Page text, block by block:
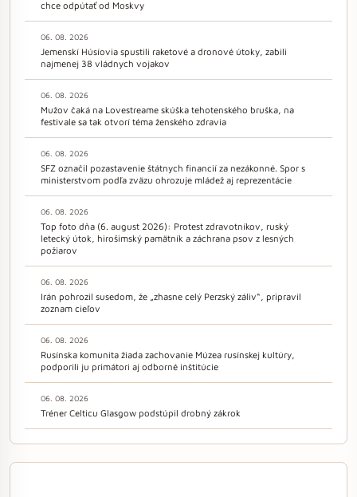
chce odpútať od Moskvy
06. 08. 2026
Jemenskí Húsíovia spustili raketové a dronové útoky, zabili
najmenej 38 vládnych vojakov
06. 08. 2026
Mužov čaká na Lovestreame skúška tehotenského bruška, na
festivale sa tak otvorí téma ženského zdravia
06. 08. 2026
SFZ označil pozastavenie štátnych financií za nezákonné. Spor s
ministerstvom podľa zväzu ohrozuje mládež aj reprezentácie
06. 08. 2026
Top foto dňa (6. august 2026): Protest zdravotníkov, ruský
letecký útok, hirošimský pamätník a záchrana psov z lesných
požiarov
06. 08. 2026
Irán pohrozil susedom, že „zhasne celý Perzský záliv“, pripravil
zoznam cieľov
06. 08. 2026
Rusínska komunita žiada zachovanie Múzea rusínskej kultúry,
podporili ju primátori aj odborné inštitúcie
06. 08. 2026
Tréner Celticu Glasgow podstúpil drobný zákrok